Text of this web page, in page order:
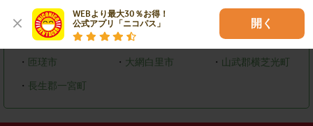
WEBより最大30％お得！
公式アプリ「ニコパス」
開く
鎌ケ谷市 ・君津市 ・
袖ケ浦市 ・ 印西市 ・富里市
・ 匝瑳市 ・ 大網白里市 ・ 山武郡横芝光町
・ 長生郡一宮町